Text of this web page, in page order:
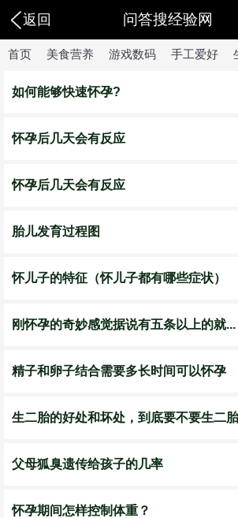
返回 问答搜经验网
首页 美食营养 游戏数码 手工爱好
如何能够快速怀孕?
怀孕后几天会有反应
怀孕后几天会有反应
胎儿发育过程图
怀儿子的特征（怀儿子都有哪些症状）
刚怀孕的奇妙感觉据说有五条以上的就...
精子和卵子结合需要多长时间可以怀孕
生二胎的好处和坏处，到底要不要生二胎
父母狐臭遗传给孩子的几率
怀孕期间怎样控制体重？